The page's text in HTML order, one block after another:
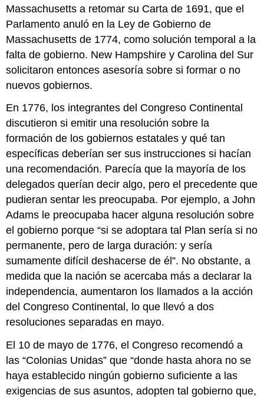
Massachusetts a retomar su Carta de 1691, que el
Parlamento anuló en la Ley de Gobierno de
Massachusetts de 1774, como solución temporal a la
falta de gobierno. New Hampshire y Carolina del Sur
solicitaron entonces asesoría sobre si formar o no
nuevos gobiernos.
En 1776, los integrantes del Congreso Continental
discutieron si emitir una resolución sobre la
formación de los gobiernos estatales y qué tan
específicas deberían ser sus instrucciones si hacían
una recomendación. Parecía que la mayoría de los
delegados querían decir algo, pero el precedente que
pudieran sentar les preocupaba. Por ejemplo, a John
Adams le preocupaba hacer alguna resolución sobre
el gobierno porque “si se adoptara tal Plan sería si no
permanente, pero de larga duración: y sería
sumamente difícil deshacerse de él”. No obstante, a
medida que la nación se acercaba más a declarar la
independencia, aumentaron los llamados a la acción
del Congreso Continental, lo que llevó a dos
resoluciones separadas en mayo.
El 10 de mayo de 1776, el Congreso recomendó a
las “Colonias Unidas” que “donde hasta ahora no se
haya establecido ningún gobierno suficiente a las
exigencias de sus asuntos, adopten tal gobierno que,